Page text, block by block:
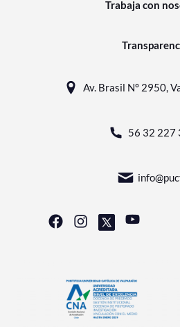
Trabaja con
Av. Brasil N° 2950,
56 32 227